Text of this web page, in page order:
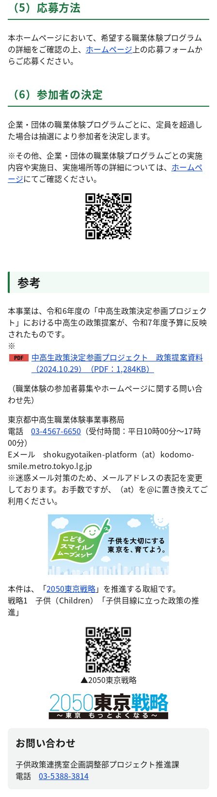
（5）応募方法
本ホームページにおいて、希望する職業体験プログラム
の詳細をご確認の上、 ホームページ上の応募フォームか
らご応募ください。
（6）参加者の決定
企業・団体の職業体験プログラムごとに、定員を超過し
た場合は抽選により参加者を決定します。
※その他、企業・団体の職業体験プログラムごとの実施
内容や実施日、実施場所等の詳細については、 ホームペ
ージにてご確認ください。
参考
本事業は、令和6年度の「中高生政策決定参画プロジェク
ト」における中高生の政策提案が、令和7年度予算に反映
されたものです。
※
中高生政策決定参画プロジェクト 政策提案資料
（2024.10.29）（PDF：1,284KB）
（職業体験の参加者募集やホームページに関する問い合
わせ先）
東京都中高生職業体験事業事務局
電話03-4567-6650 （受付時間：平日10時00分～17時
00分）
Eメール shokugyotaiken-platform（at）kodomo-
smile.metro.tokyo.lg.jp
※迷惑メール対策のため、メールアドレスの表記を変更
しております。お手数ですが、（at）を@に置き換えてご
利用ください。
本件は、「2050東京戦略」を推進する取組です。
戦略1 子供（Children）「子供目線に立った政策の推
進」
▲2050東京戦略
お問い合わせ
子供政策連携室企画調整部プロジェクト推進課
電話03-5388-3814